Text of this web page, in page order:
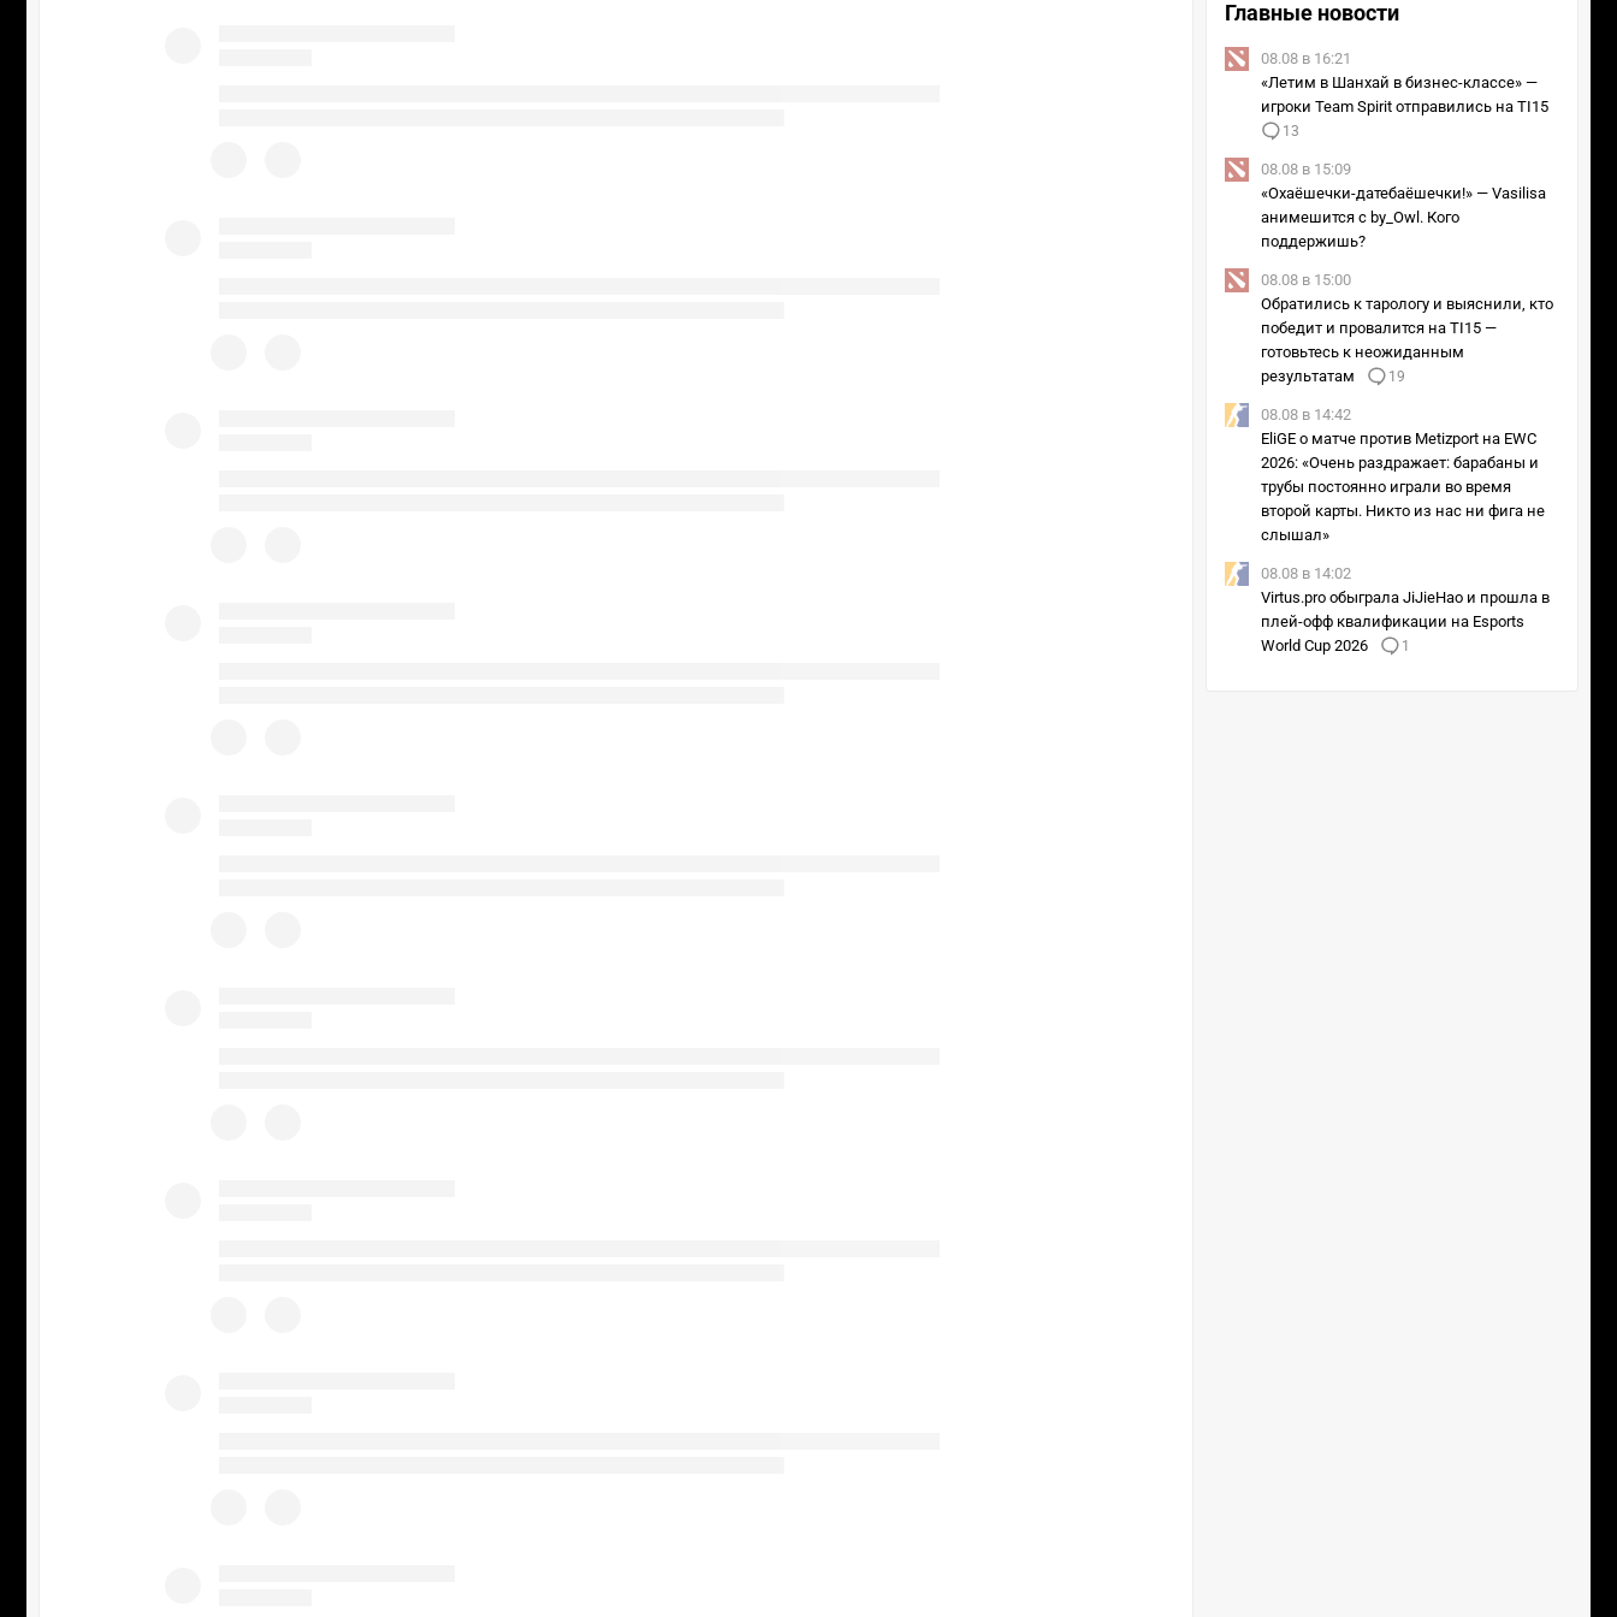
Главные новости
08.08 в 16:21
«Летим в Шанхай в бизнес-классе» —
игроки Team Spirit отправились на TI15
13
08.08 в 15:09
«Охаёшечки-датебаёшечки!» — Vasilisa
анимешится с by_Owl. Кого
поддержишь?
08.08 в 15:00
Обратились к тарологу и выяснили, кто
победит и провалится на TI15 —
готовьтесь к неожиданным
результатам
19
08.08 в 14:42
EliGE о матче против Metizport на EWC
2026: «Очень раздражает: барабаны и
трубы постоянно играли во время
второй карты. Никто из нас ни фига не
слышал»
08.08 в 14:02
Virtus.pro обыграла JiJieHao и прошла в
плей-офф квалификации на Esports
World Cup 2026
1